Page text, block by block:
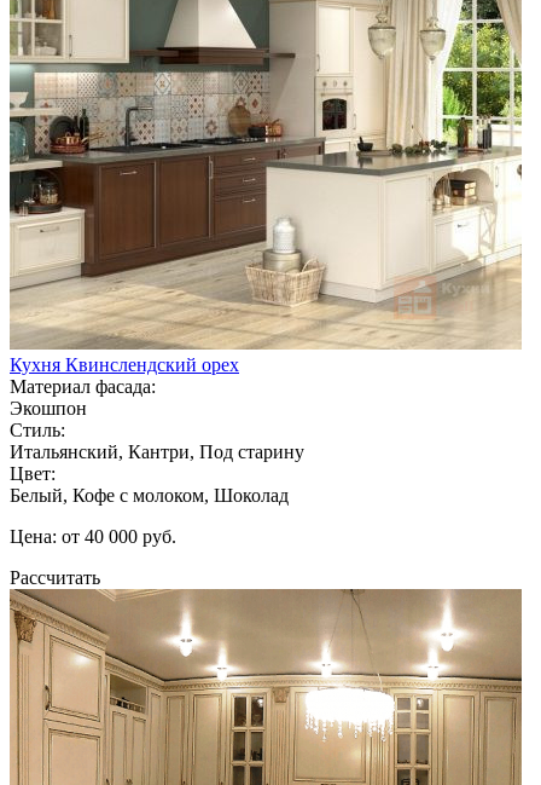
Кухня Квинслендский орех
Материал фасада:
Экошпон
Стиль:
Итальянский, Кантри, Под старину
Цвет:
Белый, Кофе с молоком, Шоколад
Цена: от 40 000 руб.
Рассчитать